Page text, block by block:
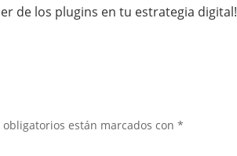
de los plugins en tu estrategia digital!
obligatorios están marcados con*